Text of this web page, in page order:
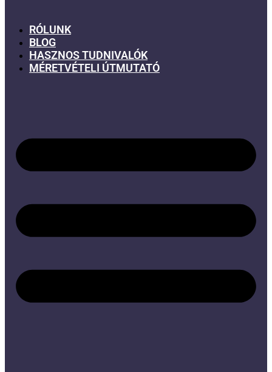
RÓLUNK
BLOG
HASZNOS TUDNIVALÓK
MÉRETVÉTELI ÚTMUTATÓ